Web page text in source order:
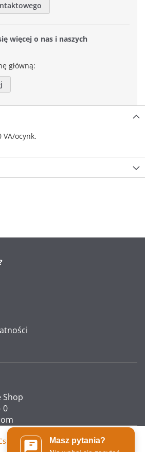
Masz pytania?
więcej o nas i naszych
główną:
VA/ocynk.
0
Data protection statement